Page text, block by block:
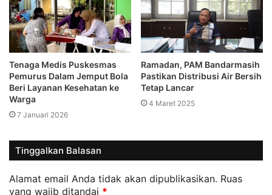
Tenaga Medis Puskesmas
Pemurus Dalam Jemput Bola
Beri Layanan Kesehatan ke
Warga
7 Januari 2026
Ramadan, PAM Bandarmasih
Pastikan Distribusi Air Bersih
Tetap Lancar
4 Maret 2025
Tinggalkan Balasan
Alamat email Anda tidak akan dipublikasikan. Ruas
yang wajib ditandai *